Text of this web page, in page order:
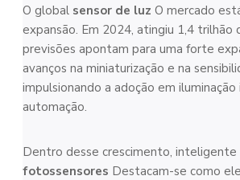
O global sensor de luz O mercado
expansão. Em 2024, atingiu 1,4 trilhão
previsões apontam para uma forte
avanços na miniaturização e na
impulsionando a adoção em
automação.
Dentro desse crescimento, inteligente
fotossensores Destacam-se como